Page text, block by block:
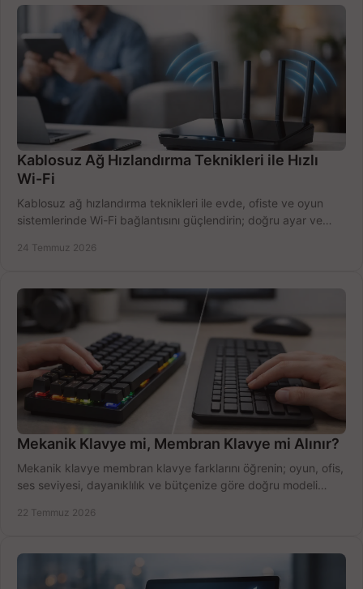
Kablosuz Ağ Hızlandırma Teknikleri ile Hızlı
Wi-Fi
Kablosuz ağ hızlandırma teknikleri ile evde, ofiste ve oyun
sistemlerinde Wi-Fi bağlantısını güçlendirin; doğru ayar ve
24 Temmuz 2026
Mekanik Klavye mi, Membran Klavye mi Alınır?
Mekanik klavye membran klavye farklarını öğrenin; oyun, ofis,
ses seviyesi, dayanıklılık ve bütçenize göre doğru modeli
22 Temmuz 2026